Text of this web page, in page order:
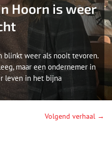
Hoorn is weer
blinkt weer als nooit tevoren.
maar een ondernemer in
leven in het bijna
Volgend verhaal →